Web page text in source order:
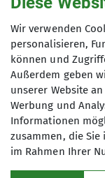
Eine Gruppe
2018 im
Golddorf
Wanderwegen
Lindberg und
Feldwegen rund
letzten Jahr
soll schöner
ausgezeichnet.
Wandergruppe
Wir verwenden
personalisieren,
können und
Außerdem geben
unserer Website
Werbung und
Informationen
zusammen, die
im Rahmen Ihrer